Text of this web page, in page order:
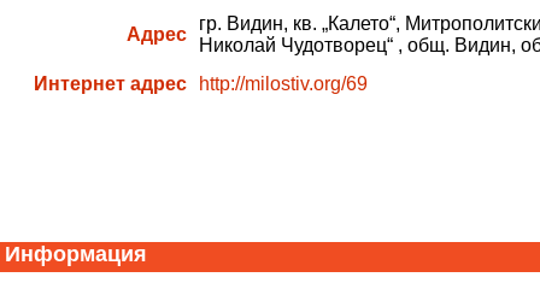
Адрес
гр. Видин, кв. „Калето“,
Николай Чудотворец“ , общ. Видин,
Интернет адрес
http://milostiv.org/69
Информация